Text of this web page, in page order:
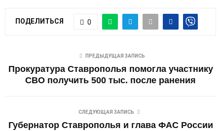
ПОДЕЛИТЬСЯ 0
ПРЕДЫДУЩАЯ ЗАПИСЬ
Прокуратура Ставрополья помогла участнику
СВО получить 500 тыс. после ранения
СЛЕДУЮЩАЯ ЗАПИСЬ
Губернатор Ставрополья и глава ФАС России